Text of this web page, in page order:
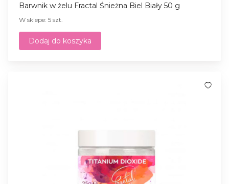
Barwnik w żelu Fractal Śnieżna Biel Biały 50 g
W sklepe: 5 szt.
Dodaj do koszyka